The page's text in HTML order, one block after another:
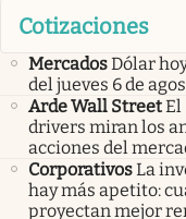
Cotizaciones
MercadosDólar
del jueves 6 de
Arde Wall StreetEl
drivers miran los
acciones del
CorporativosLa
hay más apetito:
proyectan mejor